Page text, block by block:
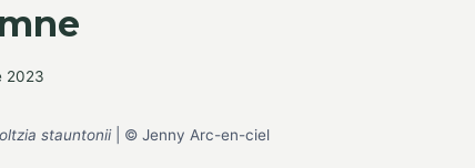
2023
stauntonii| © Jenny Arc-en-ciel